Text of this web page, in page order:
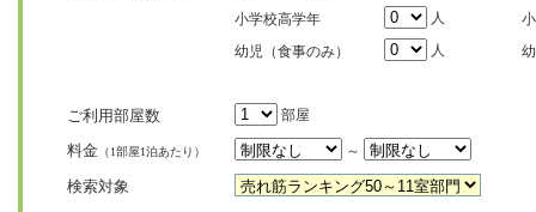
小学校高学年
人
幼児（食事のみ）
人
ご利用部屋数 部屋
料金 （1部屋1泊あたり） ～
検索対象